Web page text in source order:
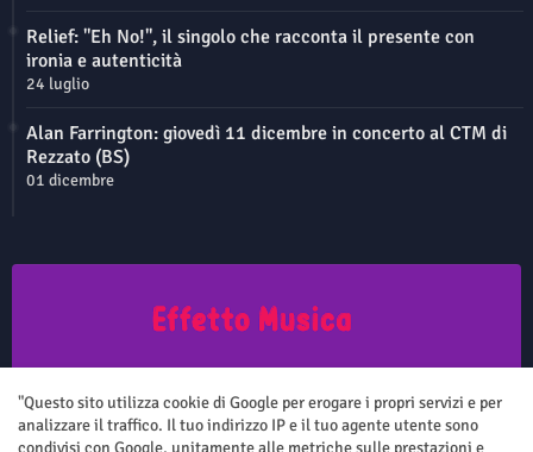
Relief: "Eh No!", il singolo che racconta il presente con
ironia e autenticità
24 luglio
Alan Farrington: giovedì 11 dicembre in concerto al CTM di
Rezzato (BS)
01 dicembre
aggiornato senza nessuna periodicità. Non può pertanto considerarsi
un prodotto editoriale ai sensi della legge n.62 del 7.03.2001
"Questo sito utilizza cookie di Google per erogare i propri servizi e per
analizzare il traffico. Il tuo indirizzo IP e il tuo agente utente sono
condivisi con Google, unitamente alle metriche sulle prestazioni e